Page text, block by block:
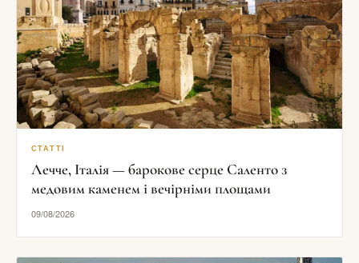
СТАТТІ
Лечче, Італія — барокове серце Саленто з
медовим каменем і вечірніми площами
09/08/2026